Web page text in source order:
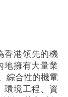
香港領先的機
地擁有大量業
綜合性的機電
環境工程、資